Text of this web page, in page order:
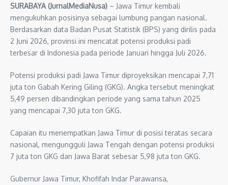
SURABAYA (JurnalMediaNusa) – Jawa Timur kembali
mengukuhkan posisinya sebagai lumbung pangan nasional.
Berdasarkan data Badan Pusat Statistik (BPS) yang dirilis pada
2 Juni 2026, provinsi ini mencatat potensi produksi padi
terbesar di Indonesia pada periode Januari hingga Juli 2026.
Potensi produksi padi Jawa Timur diproyeksikan mencapai 7,71
juta ton Gabah Kering Giling (GKG). Angka tersebut meningkat
5,49 persen dibandingkan periode yang sama tahun 2025
yang mencapai 7,30 juta ton GKG.
Capaian itu menempatkan Jawa Timur di posisi teratas secara
nasional, mengungguli Jawa Tengah dengan potensi produksi
7 juta ton GKG dan Jawa Barat sebesar 5,98 juta ton GKG.
Gubernur Jawa Timur, Khofifah Indar Parawansa,